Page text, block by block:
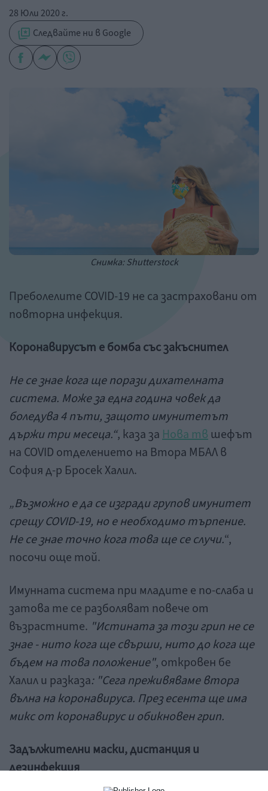
28 Юли 2020 г.
Следвайте ни в Google
Снимка: Shutterstock
Преболелите COVID-19 не са застраховани от
повторна инфекция.
Коронавирусът е бомба със закъснител
Не се знае кога ще порази дихателната
система. Може за една година човек да
боледува 4 пъти, защото имунитетът
държи три месеца.“, каза заНова твшефът
на COVID отделението на Втора МБАЛ в
София д-р Бросек Халил.
„Възможно е да се изгради групов имунитет
срещу COVID-19, но е необходимо търпение.
Не се знае точно кога това ще се случи.“,
посочи още той.
Имунната система при младите е по-слаба и
затова те се разболяват повече от
възрастните. "Истината за този грип не се
знае - нито кога ще свърши, нито до кога ще
бъдем на това положение", откровен бе
Халил и разказа: "Сега преживяваме втора
вълна на коронавируса. През есента ще има
микс от коронавирус и обикновен грип.
Задължителни маски, дистанция и
дезинфекция